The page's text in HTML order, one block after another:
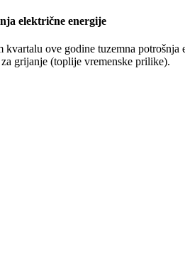
električne energije
kvartalu ove godine tuzemna
grijanje (toplije vremenske prilike).